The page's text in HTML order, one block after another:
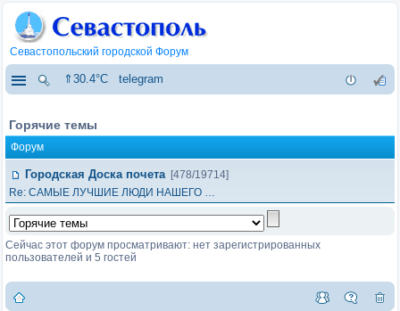
Севастопольский городской Форум
⇑30.4°C telegram
Горячие темы
Форум
Городская Доска почета [478/19714]
Re: САМЫЕ ЛУЧШИЕ ЛЮДИ НАШЕГО …
Сейчас этот форум просматривают: нет зарегистрированных
пользователей и 5 гостей